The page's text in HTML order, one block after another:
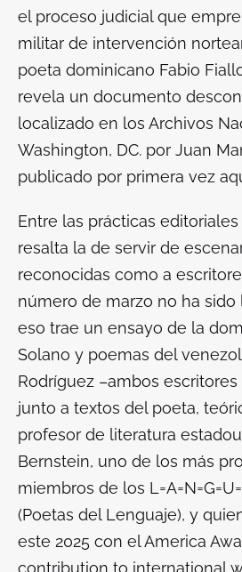
el proceso judicial que
militar de intervención
poeta dominicano Fabio
revela un documento
localizado en los Archivos
Washington, DC. por Juan
publicado por primera vez
Entre las prácticas
resalta la de servir de
reconocidas como a
número de marzo no ha sido
eso trae un ensayo de la
Solano y poemas del
Rodríguez –ambos
junto a textos del poeta,
profesor de literatura
Bernstein, uno de los más
miembros de los
(Poetas del Lenguaje), y
este 2025 con el America
contribution to international